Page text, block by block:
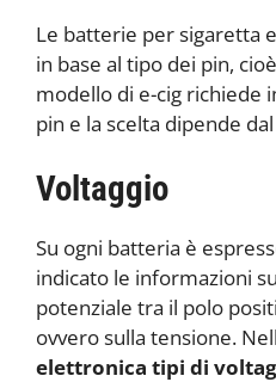
Le batterie per sigaretta
in base al tipo dei pin,
modello di e-cig richiede
pin e la scelta dipende
Voltaggio
Su ogni batteria è
indicato le informazioni
potenziale tra il polo
ovvero sulla tensione.
elettronica tipi di